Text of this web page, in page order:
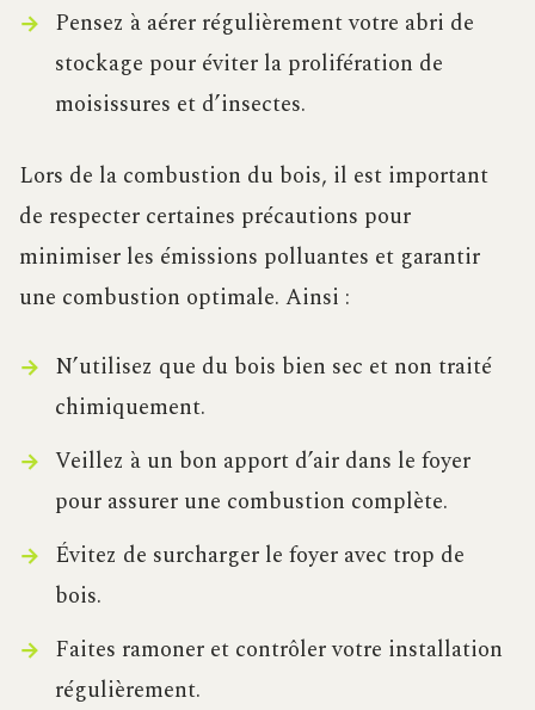
Pensez à aérer régulièrement votre abri de
stockage pour éviter la prolifération de
moisissures et d’insectes.
Lors de la combustion du bois, il est important
de respecter certaines précautions pour
minimiser les émissions polluantes et garantir
une combustion optimale. Ainsi :
N’utilisez que du bois bien sec et non traité
chimiquement.
Veillez à un bon apport d’air dans le foyer
pour assurer une combustion complète.
Évitez de surcharger le foyer avec trop de
bois.
Faites ramoner et contrôler votre installation
régulièrement.